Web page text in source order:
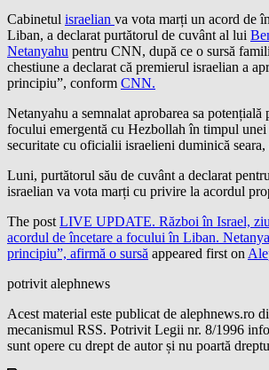
Cabinetul israelian va vota marți un acord de
Liban, a declarat purtătorul de cuvânt al lui
Netanyahu pentru CNN, după ce o sursă
chestiune a declarat că premierul israelian a
principiu”, conform CNN.
Netanyahu a semnalat aprobarea sa potențială
focului emergentă cu Hezbollah în timpul unei
securitate cu oficialii israelieni duminică seara,
Luni, purtătorul său de cuvânt a declarat
israelian va vota marți cu privire la acordul
The post LIVE UPDATE. Război în Israel,
acordul de încetare a focului în Liban.
principiu”, afirmă o sursă appeared first on
potrivit alephnews
Acest material este publicat de alephnews.ro
mecanismul RSS. Potrivit Legii nr. 8/1996
sunt opere cu drept de autor și nu poartă